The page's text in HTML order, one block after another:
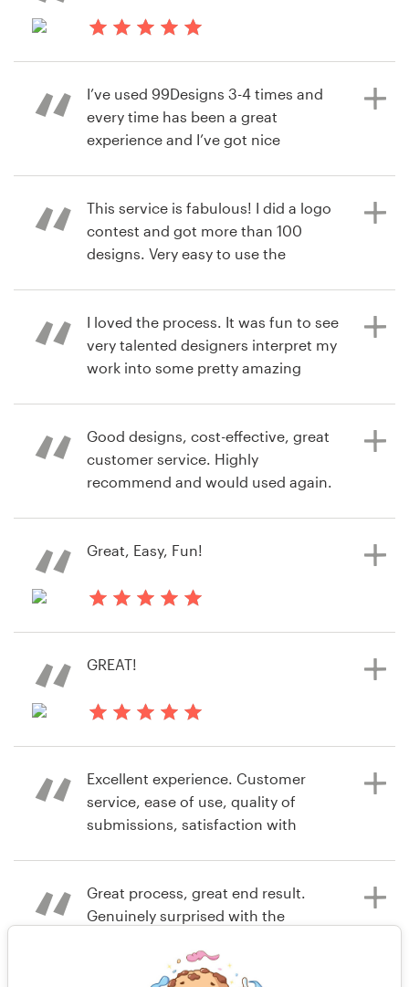
hace 3 años
caubte
Ver su concurso de logotipo
my design
Ver su concurso de logotipo
hace 6 años
welhams34
I’ve used 99Designs 3-4 times and
every time has been a great
experience and I’ve got nice
hace 7 años
david.weissman
This service is fabulous! I did a logo
contest and got more than 100
designs. Very easy to use the
hace 7 años
jaimegarcia725827
I loved the process. It was fun to see
very talented designers interpret my
work into some pretty amazing
hace 7 años
Ver su concurso de logotipo
Good designs, cost-effective, great
customer service. Highly
recommend and would used again.
Great, Easy, Fun!
GREAT!
hace 8 años
Ver su concurso de logotipo
Excellent experience. Customer
service, ease of use, quality of
submissions, satisfaction with
Great process, great end result.
Genuinely surprised with the
designers, professionalism of the
+49 30 568 376 73
Centro de ayuda
Recursos
Hágase diseñador